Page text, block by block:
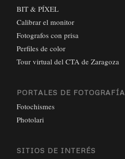
BIT & PÍXEL
Calibrar el monitor
Fotografos con prisa
Perfiles de color
Tour virtual del CTA de Zaragoza
PORTALES DE FOTOGRAFÍA
Fotochismes
Photolari
SITIOS DE INTERÉS